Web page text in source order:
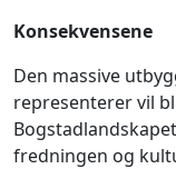
Konsekvensene
Den massive
representerer vil
fredningen og